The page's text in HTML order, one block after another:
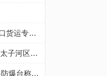
大同到营口物流专线-大同到营口货运专线-大同到营口物流公司-点到物流
沙岭镇鲜花店花圈店_辽宁辽阳太子河区沙岭镇殡仪馆订花圈代送花圈配送服务(地址、电话、配送范围)
英展电子天平-配方电子秤-朗科防爆台称-上海仁沃实业发展有限公司